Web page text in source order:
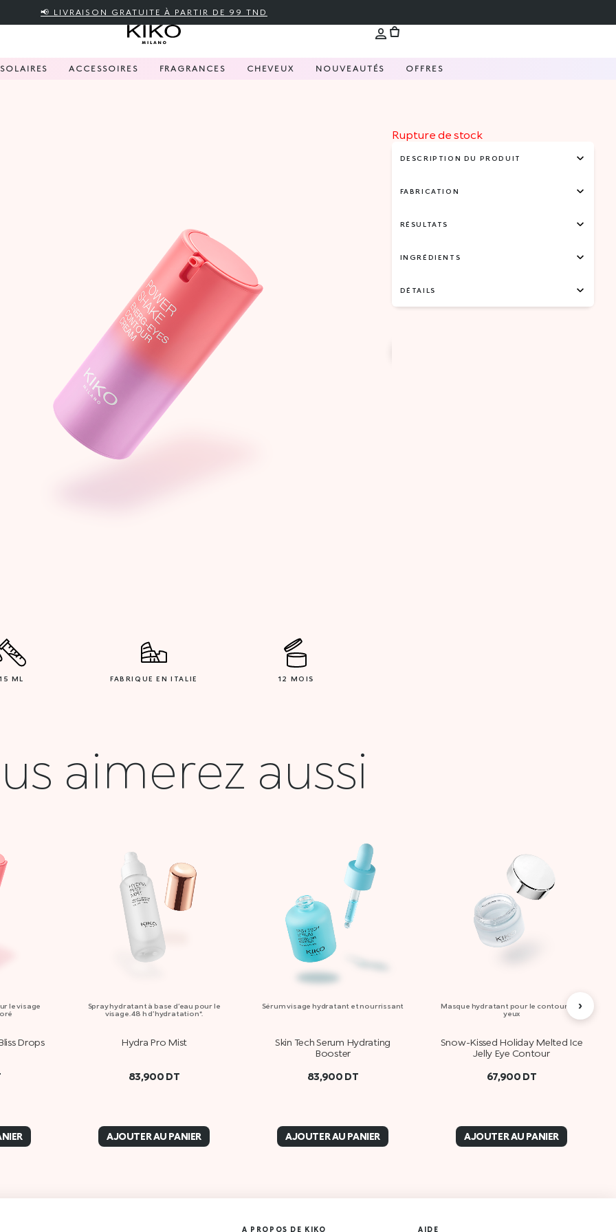
📢 LIVRAISON GRATUITE À PARTIR DE 99 TND
SOLAIRES ACCESSOIRES FRAGRANCES CHEVEUX NOUVEAUTÉS OFFRES
Rupture de stock
DESCRIPTION DU PRODUIT
FABRICATION
RÉSULTATS
INGRÉDIENTS
DÉTAILS
15 ML FABRIQUE EN ITALIE 12 MOIS
aimerez aussi
le visage
Drops
Spray hydratant à base d’eau pour le
visage. 48 h d’hydratation*.
Hydra Pro Mist
83,900 DT
AJOUTER AU PANIER
Sérum visage hydratant et nourrissant
Skin Tech Serum Hydrating
Booster
83,900 DT
AJOUTER AU PANIER
Masque hydratant pour le contour des
yeux
Snow-Kissed Holiday Melted Ice
Jelly Eye Contour
67,900 DT
AJOUTER AU PANIER
›
A PROPOS DE KIKO AIDE